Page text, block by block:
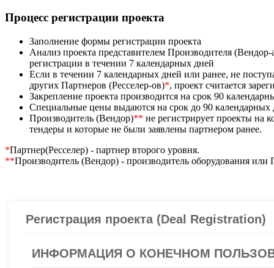
Процесс регистрации проекта
Заполнение формы регистрации проекта
Анализ проекта представителем Производителя (Вендор-
регистрации в течении 7 календарных дней
Если в течении 7 календарных дней или ранее, не
других Партнеров (Ресселер-ов)*, проект считается
Закрепление проекта производится на срок 90
Специальные цены выдаются на срок до 90 календарных
Производитель (Вендор)** не регистрирует проекты на
тендеры и которые не были заявлены партнером ранее.
*Партнер(Ресселер) - партнер второго уровня.
**Производитель (Вендор) - производитель оборудования